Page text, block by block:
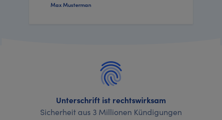
Max Musterman
Unterschrift ist rechtswirksam
Sicherheit aus 3 Millionen Kündigungen